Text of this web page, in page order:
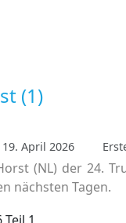
(1)
April 2026
(NL) der 24.
nächsten Tagen.
1